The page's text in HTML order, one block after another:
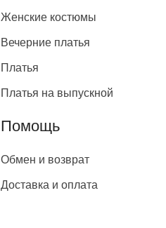
Женские костюмы
Вечерние платья
Платья
Платья на выпускной
Помощь
Обмен и возврат
Доставка и оплата